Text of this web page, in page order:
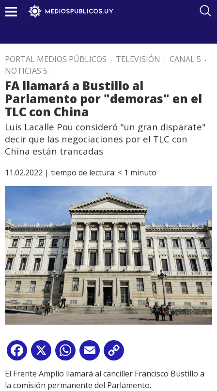
PORTAL MEDIOS PÚBLICOS . TELEVISIÓN . CANAL 5 .
NOTICIAS 5 .
FA llamará a Bustillo al
Parlamento por "demoras" en el
TLC con China
Luis Lacalle Pou consideró "un gran disparate"
decir que las negociaciones por el TLC con
China están trancadas
11.02.2022 | tiempo de lectura: < 1 minuto
Facebook
X WhatsApp
Email
Link
El Frente Amplio llamará al canciller Francisco Bustillo a
la comisión permanente del Parlamento.